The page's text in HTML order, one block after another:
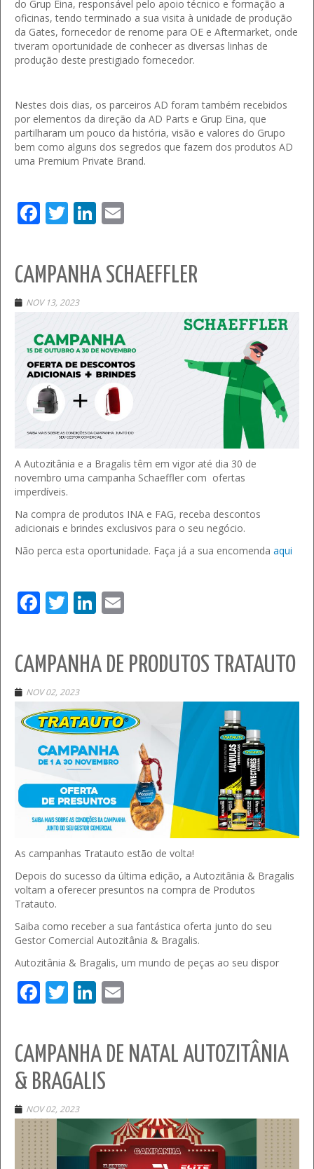
do Grup Eina, responsável pelo apoio técnico e formação a
oficinas, tendo terminado a sua visita à unidade de produção
da Gates, fornecedor de renome para OE e Aftermarket, onde
tiveram oportunidade de conhecer as diversas linhas de
produção deste prestigiado fornecedor.
Nestes dois dias, os parceiros AD foram também recebidos
por elementos da direção da AD Parts e Grup Eina, que
partilharam um pouco da história, visão e valores do Grupo
bem como alguns dos segredos que fazem dos produtos AD
uma Premium Private Brand.
Facebook
TwitterLinkedIn
CAMPANHA SCHAEFFLER
NOV 13, 2023
A Autozitânia e a Bragalis têm em vigor até dia 30 de
novembro uma campanha Schaeffler com ofertas
imperdíveis.
Na compra de produtos INA e FAG, receba descontos
adicionais e brindes exclusivos para o seu negócio.
Não perca esta oportunidade. Faça já a sua encomenda aqui
Facebook
TwitterLinkedIn
CAMPANHA DE PRODUTOS TRATAUTO
NOV 02, 2023
As campanhas Tratauto estão de volta!
Depois do sucesso da última edição, a Autozitânia & Bragalis
voltam a oferecer presuntos na compra de Produtos
Tratauto.
Saiba como receber a sua fantástica oferta junto do seu
Gestor Comercial Autozitânia & Bragalis.
Autozitânia & Bragalis, um mundo de peças ao seu dispor
Facebook
TwitterLinkedIn
CAMPANHA DE NATAL AUTOZITÂNIA
& BRAGALIS
NOV 02, 2023